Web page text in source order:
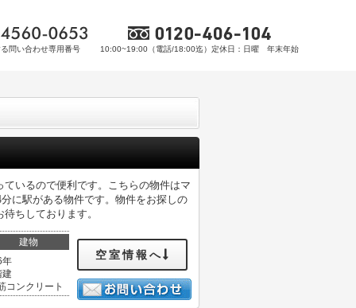
問い合わせ専用番号 10:00~19:00（電話/18:00迄）定休日：日曜 年末年始
いるので便利です。こちらの物件はマ
に駅がある物件です。物件をお探しの
ちしております。
建物
年
建
コンクリート
空室情報へ